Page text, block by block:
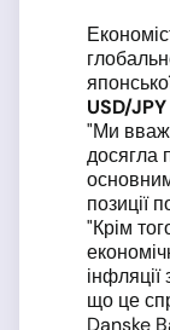
USD/JPY
"Ми
досягла
позиції
"Крім
що це
Danske